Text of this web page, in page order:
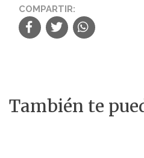
COMPARTIR:
También te